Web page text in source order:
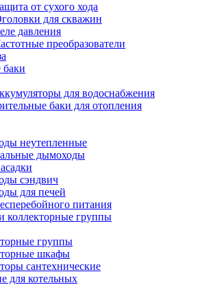
от сухого хода
для скважин
давления
преобразователи
для водоснабжения
баки для отопления
неутепленные
дымоходы
сэндвич
для печей
питания
коллекторные группы
группы
шкафы
сантехнические
для котельных